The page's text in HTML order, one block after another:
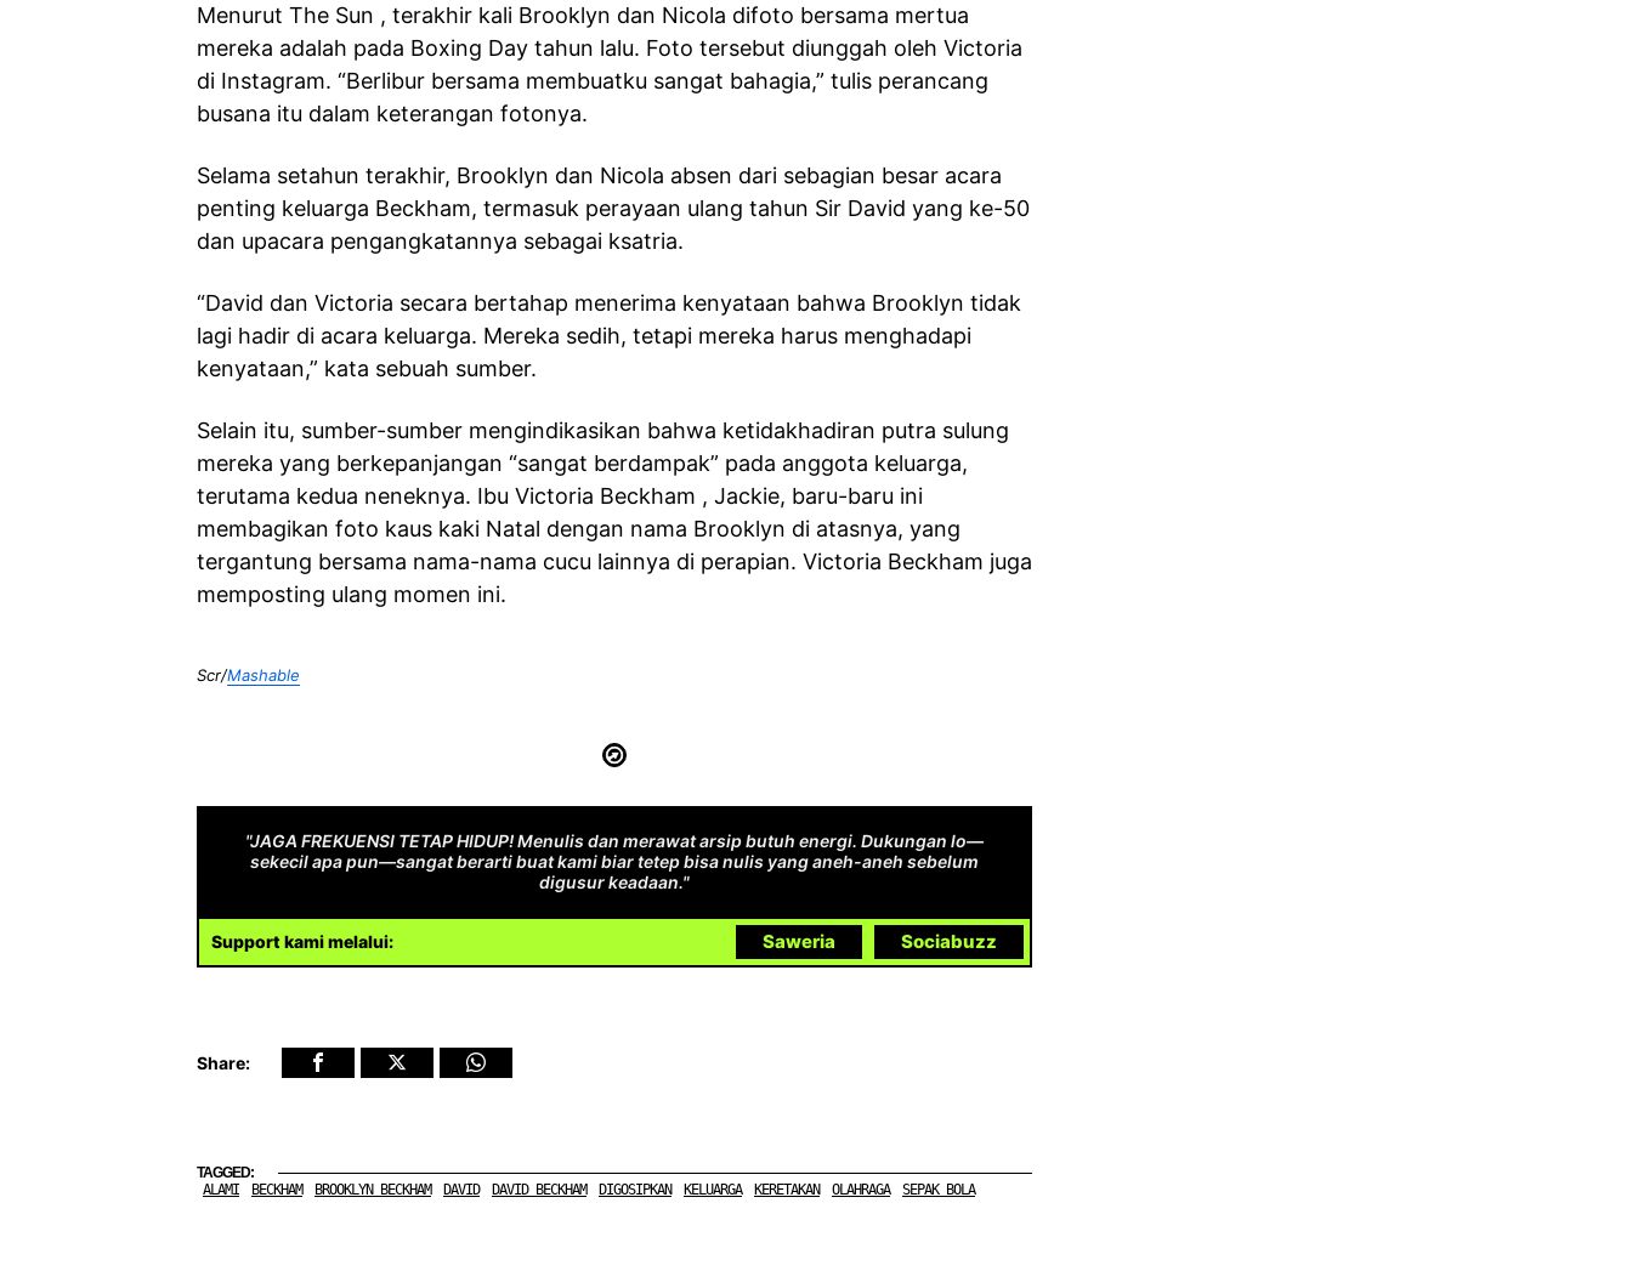
Menurut The Sun , terakhir kali Brooklyn dan Nicola difoto bersama mertua
mereka adalah pada Boxing Day tahun lalu. Foto tersebut diunggah oleh Victoria
di Instagram. “Berlibur bersama membuatku sangat bahagia,” tulis perancang
busana itu dalam keterangan fotonya.
Selama setahun terakhir, Brooklyn dan Nicola absen dari sebagian besar acara
penting keluarga Beckham, termasuk perayaan ulang tahun Sir David yang ke-50
dan upacara pengangkatannya sebagai ksatria.
“David dan Victoria secara bertahap menerima kenyataan bahwa Brooklyn tidak
lagi hadir di acara keluarga. Mereka sedih, tetapi mereka harus menghadapi
kenyataan,” kata sebuah sumber.
Selain itu, sumber-sumber mengindikasikan bahwa ketidakhadiran putra sulung
mereka yang berkepanjangan “sangat berdampak” pada anggota keluarga,
terutama kedua neneknya. Ibu Victoria Beckham , Jackie, baru-baru ini
membagikan foto kaus kaki Natal dengan nama Brooklyn di atasnya, yang
tergantung bersama nama-nama cucu lainnya di perapian. Victoria Beckham juga
memposting ulang momen ini.
Scr/Mashable
"JAGA FREKUENSI TETAP HIDUP! Menulis dan merawat arsip butuh energi. Dukungan lo—
sekecil apa pun—sangat berarti buat kami biar tetep bisa nulis yang aneh-aneh sebelum
digusur keadaan."
Support kami melalui: Saweria Sociabuzz
Share:
TAGGED:
ALAMI
BECKHAM BROOKLYN BECKHAM DAVID DAVID BECKHAM DIGOSIPKAN KELUARGA KERETAKAN OLAHRAGA SEPAK BOLA